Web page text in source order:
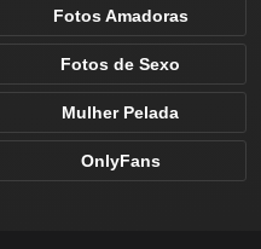
Fotos Amadoras
Fotos de Sexo
Mulher Pelada
OnlyFans